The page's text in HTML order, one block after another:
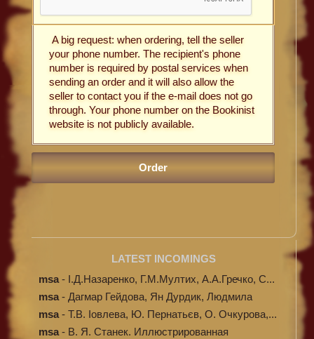
A big request: when ordering, tell the seller
your phone number. The recipient's phone
number is required by postal services when
sending an order and it will also allow the
seller to contact you if the e-mail does not go
through. Your phone number on the Bookinist
website is not publicly available.
LATEST INCOMINGS
msa- І.Д.Назаренко, Г.М.Мултих, А.А.Гречко, С...
msa- Дагмар Гейдова, Ян Дурдик, Людмила
Кибал...
msa- Т.В. Іовлева, Ю. Пернатьєв, О. Очкурова,...
msa- В. Я. Станек. Иллюстрированная